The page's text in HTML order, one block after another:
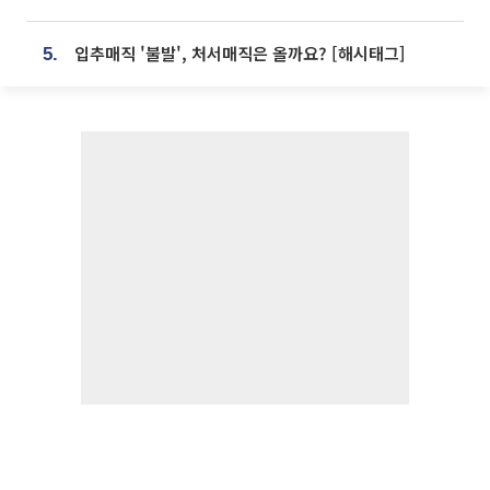
5. 입추매직 '불발', 처서매직은 올까요? [해시태그]